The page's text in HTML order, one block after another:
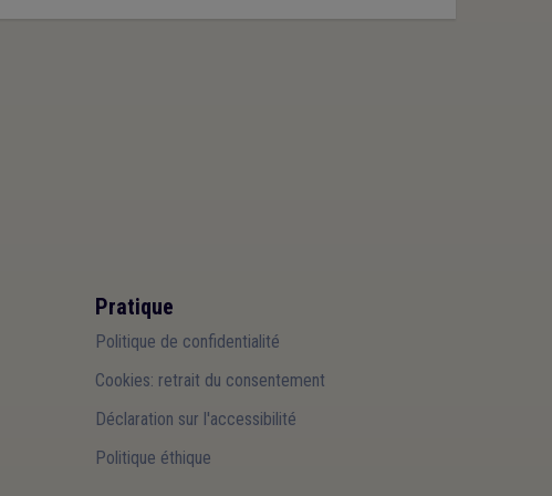
Pratique
Politique de confidentialité
Cookies: retrait du consentement
Déclaration sur l'accessibilité
Politique éthique